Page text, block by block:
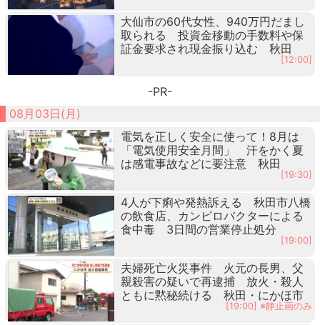
大仙市の60代女性、940万円だまし
取られる 投資金移動の手数料や保
証金要求され現金振り込む 秋田
[12:00]
-PR-
08月03日(月)
電気を正しく安全に使って！8月は
「電気使用安全月間」 汗をかく夏
は感電事故などに要注意 秋田
[19:30]
4人が下痢や発熱訴える 秋田市八橋
の飲食店、カンピロバクターによる
食中毒 3日間の営業停止処分
[19:00]
夫婦死亡火災事件 火元の長男、父
親殺害の疑いで再逮捕 放火・殺人
ともに黙秘続ける 秋田・にかほ市
[19:00] ※静止画のみ